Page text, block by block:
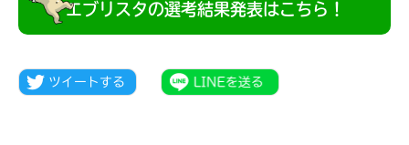
大人気
エブリスタの選考結果発表はこちら！